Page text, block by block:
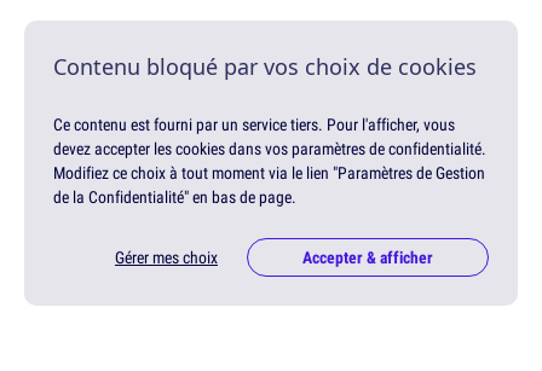
Contenu bloqué par vos choix de cookies
Ce contenu est fourni par un service tiers. Pour l'afficher, vous
devez accepter les cookies dans vos paramètres de confidentialité.
Modifiez ce choix à tout moment via le lien "Paramètres de Gestion
de la Confidentialité" en bas de page.
Gérer mes choix Accepter & afficher